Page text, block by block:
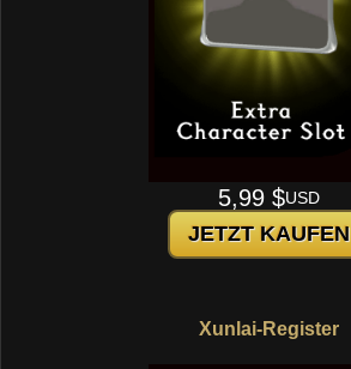
5,99 $USD
JETZT KAUFEN
Xunlai-Register